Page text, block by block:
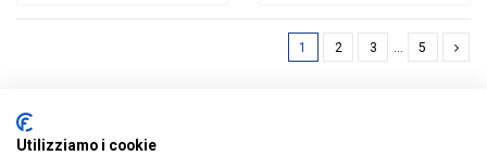
1 2 3 5
Utilizziamo i cookie